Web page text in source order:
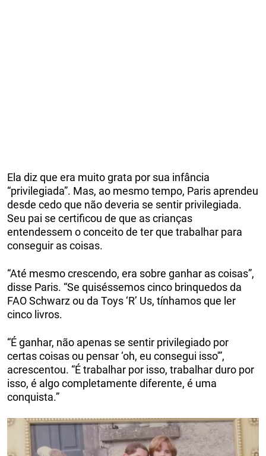
Ela diz que era muito grata por sua infância
“privilegiada”. Mas, ao mesmo tempo, Paris aprendeu
desde cedo que não deveria se sentir privilegiada.
Seu pai se certificou de que as crianças
entendessem o conceito de ter que trabalhar para
conseguir as coisas.
“Até mesmo crescendo, era sobre ganhar as coisas”,
disse Paris. “Se quiséssemos cinco brinquedos da
FAO Schwarz ou da Toys ‘R’ Us, tínhamos que ler
cinco livros.
“É ganhar, não apenas se sentir privilegiado por
certas coisas ou pensar ‘oh, eu consegui isso'”,
acrescentou. “É trabalhar por isso, trabalhar duro por
isso, é algo completamente diferente, é uma
conquista.”